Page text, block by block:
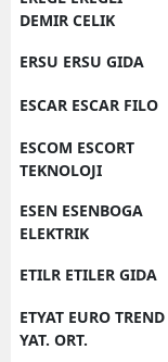
DEMIR CELIK
ERSU ERSU GIDA
ESCAR ESCAR FILO
ESCOM ESCORT
TEKNOLOJI
ESEN ESENBOGA
ELEKTRIK
ETILR ETILER GIDA
ETYAT EURO TREND
YAT. ORT.